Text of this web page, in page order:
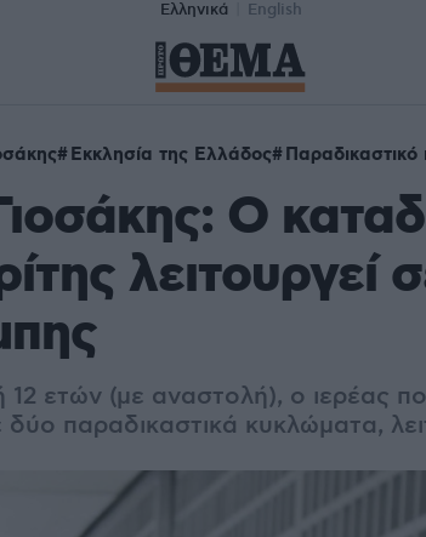
Ελληνικά English
Εκκλησία της Ελλάδος
Ο
λειτουργεί
ετών (με αναστολή), ο ιερέας
παραδικαστικά κυκλώματα,